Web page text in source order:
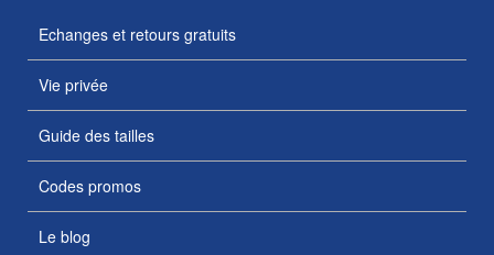
Echanges et retours gratuits
Vie privée
Guide des tailles
Codes promos
Le blog